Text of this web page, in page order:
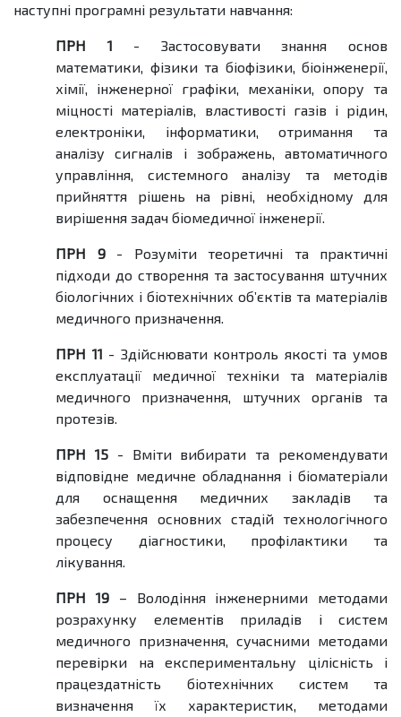
наступні програмні результати навчання:
ПРН 1 - Застосовувати знання основ
математики, фізики та біофізики, біоінженерії,
хімії, інженерної графіки, механіки, опору та
міцності матеріалів, властивості газів і рідин,
електроніки, інформатики, отримання та
аналізу сигналів і зображень, автоматичного
управління, системного аналізу та методів
прийняття рішень на рівні, необхідному для
вирішення задач біомедичної інженерії.
ПРН 9- Розуміти теоретичні та практичні
підходи до створення та застосування штучних
біологічних і біотехнічних об’єктів та матеріалів
медичного призначення.
ПРН 11 - Здійснювати контроль якості та умов
експлуатації медичної техніки та матеріалів
медичного призначення, штучних органів та
протезів.
ПРН 15 - Вміти вибирати та рекомендувати
відповідне медичне обладнання і біоматеріали
для оснащення медичних закладів та
забезпечення основних стадій технологічного
процесу діагностики, профілактики та
лікування.
ПРН 19 – Володіння інженерними методами
розрахунку елементів приладів і систем
медичного призначення, сучасними методами
перевірки на експериментальну цілісність і
працездатність біотехнічних систем та
визначення їх характеристик, методами